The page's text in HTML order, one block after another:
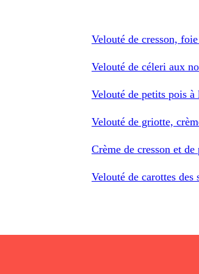
Velouté de cresson,
Velouté de céleri aux
Velouté de petits pois
Velouté de griotte,
Crème de cresson et
Velouté de carottes des